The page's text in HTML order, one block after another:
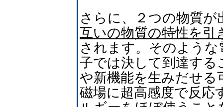
さらに、２つの物質が
互いの物質の特性を引
されます。そのよう
子では決して到達す
や新機能を生みだせる
磁場に超高感度で反応